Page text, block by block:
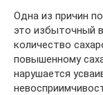
Одна из причин
это избыточный
количество
повышенному
нарушается